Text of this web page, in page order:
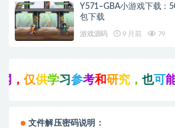
Y571–GBA小游戏下载：
包下载
游戏源码 9 月前 79
仅供学习参考和研究，也可能存
文件解压密码说明：